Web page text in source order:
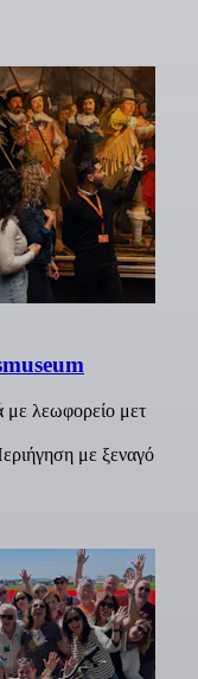
λεωφορείο μετ
με ξεναγό